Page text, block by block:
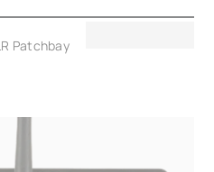
Patchbay